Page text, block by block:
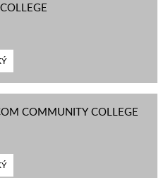
COMMUNITY COLLEGE